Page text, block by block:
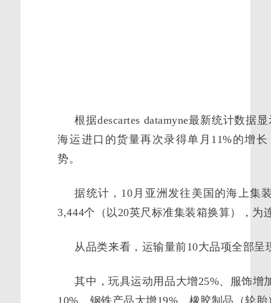
根据descartes datamyne最新统计数据
海运进口的货量再次录得单月11%的增
势。
据统计，10月亚洲发往美国的海上集
3,444个（以20英尺标准集装箱换算），为
从品类来看，运输量前10大品项全部呈
其中，玩具运动用品大增25%、
服饰增